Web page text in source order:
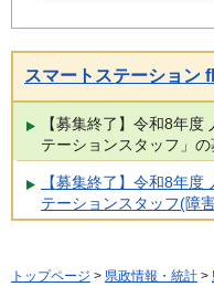
スマートステーション
【募集終了】令和8年
テーションスタッフ」
【募集終了】令和8年
テーションスタッフ(障
トップページ > 県政情報・統計 >